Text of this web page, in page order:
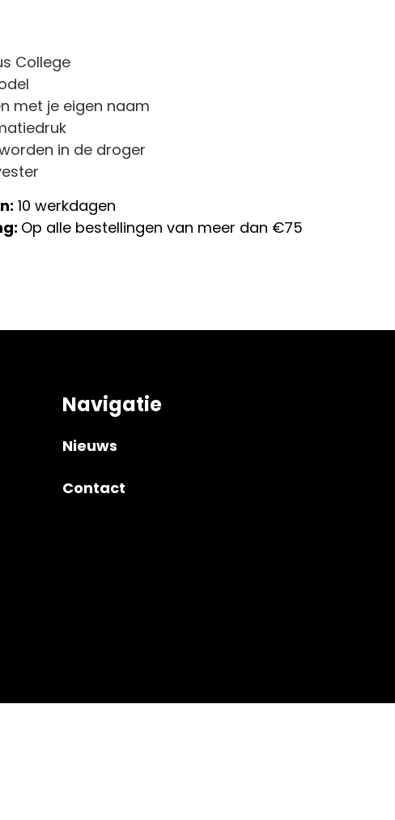
College
met je eigen naam
in de droger
10 werkdagen
Op alle bestellingen van meer dan €75
Navigatie
Nieuws
Contact